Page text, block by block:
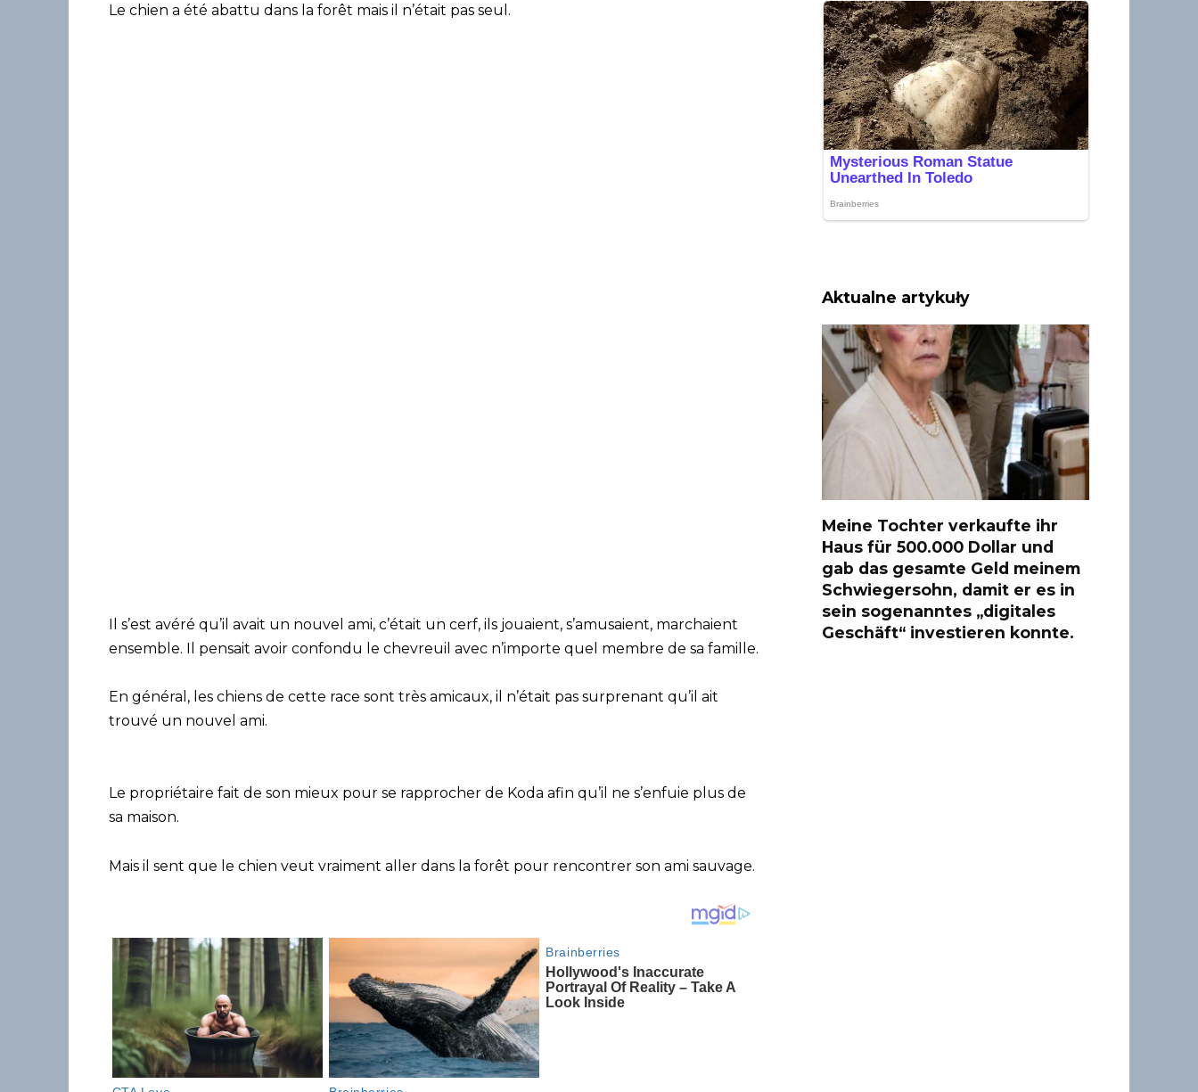
Le chien a été abattu dans la forêt mais il n’était pas seul.
Il s’est avéré qu’il avait un nouvel ami, c’était un cerf, ils jouaient, s’amusaient, marchaient
ensemble. Il pensait avoir confondu le chevreuil avec n’importe quel membre de sa famille.
En général, les chiens de cette race sont très amicaux, il n’était pas surprenant qu’il ait
trouvé un nouvel ami.
Le propriétaire fait de son mieux pour se rapprocher de Koda afin qu’il ne s’enfuie plus de
sa maison.
Mais il sent que le chien veut vraiment aller dans la forêt pour rencontrer son ami sauvage.
Aktualne artykuły
Meine Tochter verkaufte ihr
Haus für 500.000 Dollar und
gab das gesamte Geld meinem
Schwiegersohn, damit er es in
sein sogenanntes „digitales
Geschäft“ investieren konnte.